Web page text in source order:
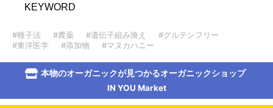
KEYWORD
#種子法 #農薬 #遺伝子組み換え
#グルテンフリー
#東洋医学
#添加物 #マヌカハニー
本物のオーガニックが見つかるオーガニックショップ
IN YOU Market